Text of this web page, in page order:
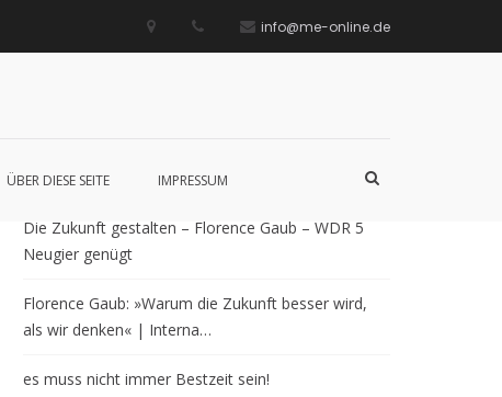
info@me-online.de
ÜBER DIESE SEITE IMPRESSUM
Such-
Neueste Beiträge
Die Zukunft gestalten – Florence Gaub – WDR 5
Neugier genügt
Florence Gaub: »Warum die Zukunft besser wird,
als wir denken« | Interna…
es muss nicht immer Bestzeit sein!